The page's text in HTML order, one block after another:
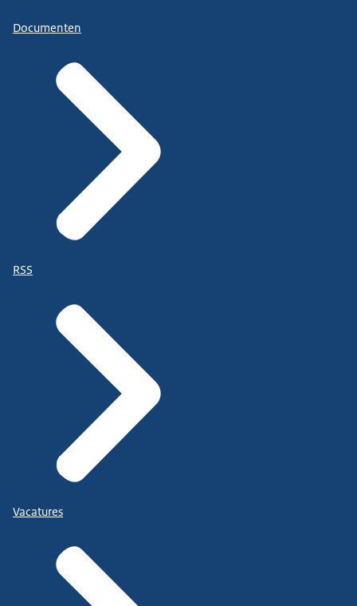
Documenten
RSS
Vacatures